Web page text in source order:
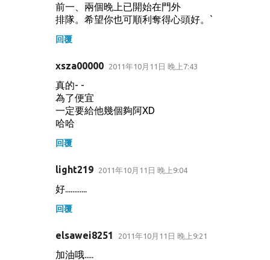
前一、兩個晚上已開始在門外
排隊。希望你也可順利奪得心頭好。`
回覆
xsza00000 2011年10月11日 晚上7:43
真的- -
為了便宜
一定要給他幾個夠阿XD
哈哈
回覆
light219 2011年10月11日 晚上9:04
好............
回覆
elsawei8251 2011年10月11日 晚上9:21
加油哦.....